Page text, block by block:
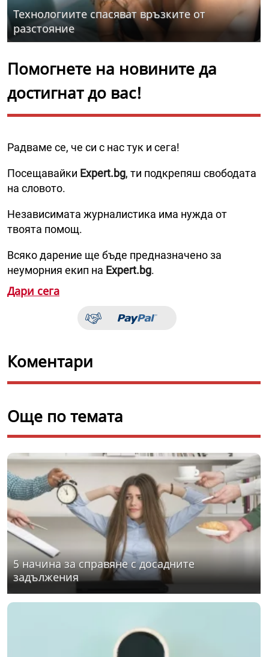
Технологиите спасяват връзките от
разстояние
Помогнете на новините да
достигнат до вас!
Радваме се, че си с нас тук и сега!
Посещавайки Expert.bg, ти подкрепяш свободата
на словото.
Независимата журналистика има нужда от
твоята помощ.
Всяко дарение ще бъде предназначено за
неуморния екип на Expert.bg.
Дари сега
Коментари
Още по темата
5 начина за справяне с досадните
задължения